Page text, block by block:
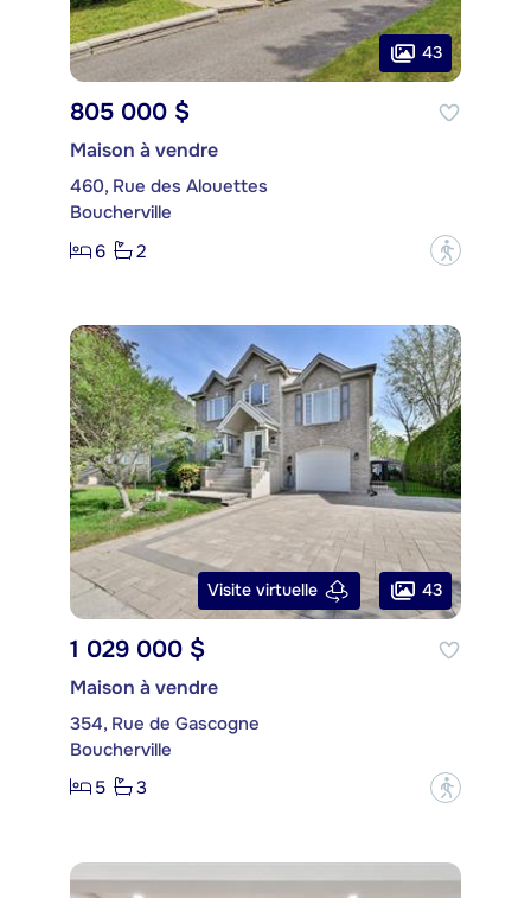
43
805 000 $
Maison à vendre
460, Rue des Alouettes
Boucherville
6
2 ?
Visite virtuelle 43
1 029 000 $
Maison à vendre
354, Rue de Gascogne
Boucherville
5
3 ?